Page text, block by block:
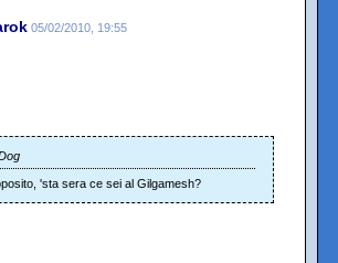
05/02/2010, 19:55
'sta sera ce sei al Gilgamesh?